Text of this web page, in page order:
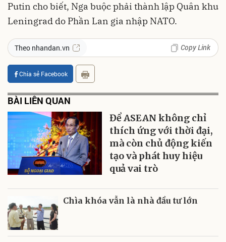
Putin cho biết, Nga buộc phải thành lập Quân khu
Leningrad do Phần Lan gia nhập NATO.
Theo nhandan.vn Copy Link
Chia sẻ Facebook
BÀI LIÊN QUAN
Để ASEAN không chỉ
thích ứng với thời đại,
mà còn chủ động kiến
tạo và phát huy hiệu
quả vai trò
Chìa khóa vẫn là nhà đầu tư lớn